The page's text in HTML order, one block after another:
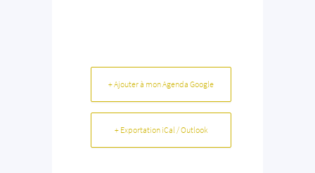
+ Ajouter à mon Agenda Google
+ Exportation iCal / Outlook